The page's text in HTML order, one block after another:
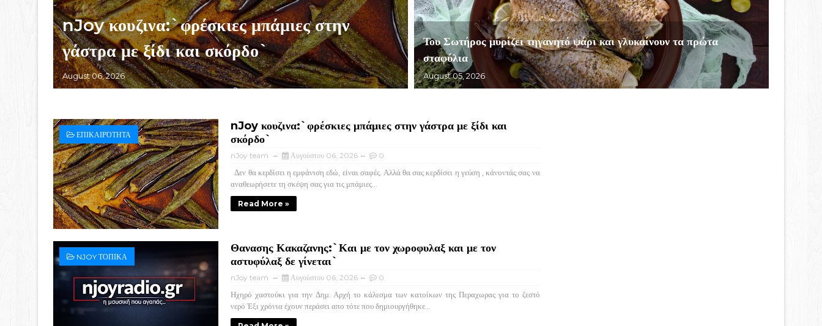
nJoy κουζινα:`φρέσκιες μπάμιες στην
γάστρα με ξίδι και σκόρδο`
August 06, 2026
Του Σωτήρος μυρίζει τηγανητό ψάρι και γλυκαίνουν τα πρώτα
σταφύλια
August 05, 2026
ΕΠΙΚΑΙΡΌΤΗΤΑ
nJoy κουζινα:`φρέσκιες μπάμιες στην γάστρα με ξίδι και
σκόρδο`
nJoy team Αυγούστου 06, 2026 0
Δεν θα κερδίσει η εμφάνιση εδώ, είναι σαφές. Αλλά θα σας κερδίσει η γεύση , κάνοντάς σας να
αναθεωρήσετε τη σκέψη σας για τις μπάμιες...
Read More »
NJOY ΤΟΠΙΚΑ
Θανασης Κακαζανης:`Και με τον χωροφυλαξ και με τον
αστυφύλαξ δε γίνεται`
nJoy team Αυγούστου 06, 2026 0
Ηχηρό χαστούκι για την Δημ. Αρχή το κάλεσμα των κατοίκων της Περαχωρας για το ζεστό
νερό Έξι χρόνια έχουν περάσει απο τότε που δημιουργήθηκε...